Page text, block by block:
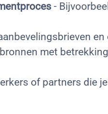
-
en
met
of partners die